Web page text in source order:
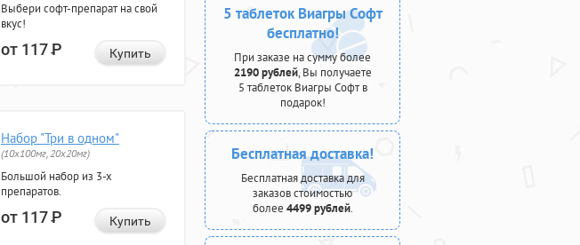
Выбери софт-препарат на свой
вкус!
от 117Р Купить
Набор "Три в одном"
(10x100мг, 20x20мг)
Большой набор из 3-х
препаратов.
от 117Р Купить
5 таблеток Виагры Софт
бесплатно!
При заказе на сумму более
2190 рублей, Вы получаете
5 таблеток Виагры Софт в
подарок!
Бесплатная доставка!
Бесплатная доставка для
заказов стоимостью
более 4499 рублей.